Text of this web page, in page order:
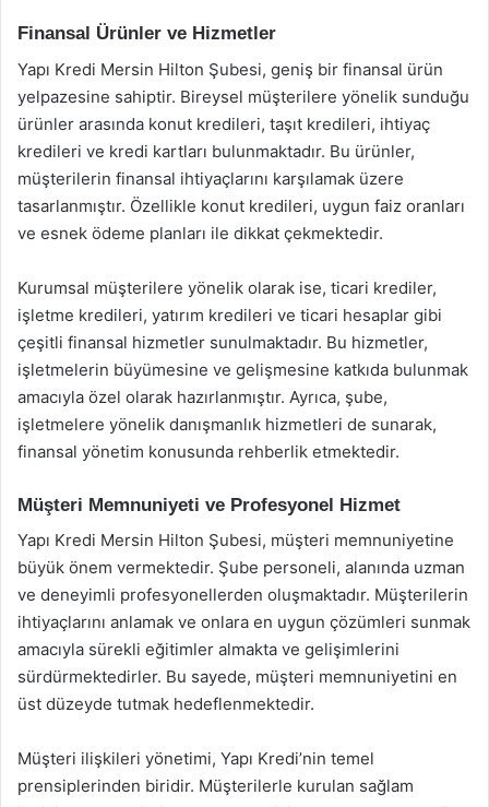
Finansal Ürünler ve Hizmetler
Yapı Kredi Mersin Hilton Şubesi, geniş bir finansal ürün
yelpazesine sahiptir. Bireysel müşterilere yönelik sunduğu
ürünler arasında konut kredileri, taşıt kredileri, ihtiyaç
kredileri ve kredi kartları bulunmaktadır. Bu ürünler,
müşterilerin finansal ihtiyaçlarını karşılamak üzere
tasarlanmıştır. Özellikle konut kredileri, uygun faiz oranları
ve esnek ödeme planları ile dikkat çekmektedir.
Kurumsal müşterilere yönelik olarak ise, ticari krediler,
işletme kredileri, yatırım kredileri ve ticari hesaplar gibi
çeşitli finansal hizmetler sunulmaktadır. Bu hizmetler,
işletmelerin büyümesine ve gelişmesine katkıda bulunmak
amacıyla özel olarak hazırlanmıştır. Ayrıca, şube,
işletmelere yönelik danışmanlık hizmetleri de sunarak,
finansal yönetim konusunda rehberlik etmektedir.
Müşteri Memnuniyeti ve Profesyonel Hizmet
Yapı Kredi Mersin Hilton Şubesi, müşteri memnuniyetine
büyük önem vermektedir. Şube personeli, alanında uzman
ve deneyimli profesyonellerden oluşmaktadır. Müşterilerin
ihtiyaçlarını anlamak ve onlara en uygun çözümleri sunmak
amacıyla sürekli eğitimler almakta ve gelişimlerini
sürdürmektedirler. Bu sayede, müşteri memnuniyetini en
üst düzeyde tutmak hedeflenmektedir.
Müşteri ilişkileri yönetimi, Yapı Kredi’nin temel
prensiplerinden biridir. Müşterilerle kurulan sağlam